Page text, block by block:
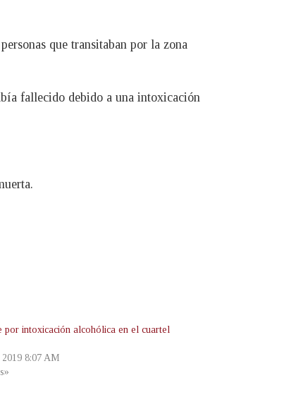
que transitaban por la zona
fallecido debido a una intoxicación
por intoxicación alcohólica en el cuartel
8:07 AM